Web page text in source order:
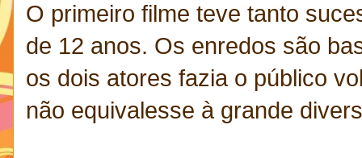
O primeiro filme teve tanto
de 12 anos. Os enredos são
os dois atores fazia o público
não equivalesse à grande